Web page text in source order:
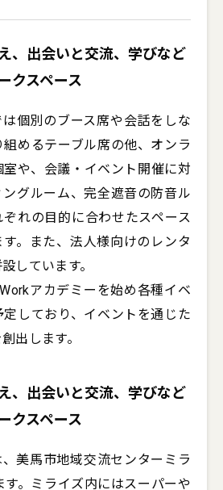
、出会いと交流、学びなど
クスペース
は個別のブース席や会話をしな
めるテーブル席の他、オンラ
や、会議・イベント開催に対
グルーム、完全遮音の防音ル
れの目的に合わせたスペース
。また、法人様向けのレンタ
しています。
アカデミーを始め各種イベ
定しており、イベントを通じた
出します。
、出会いと交流、学びなど
クスペース
、美馬市地域交流センターミラ
す。ミライズ内にはスーパーや